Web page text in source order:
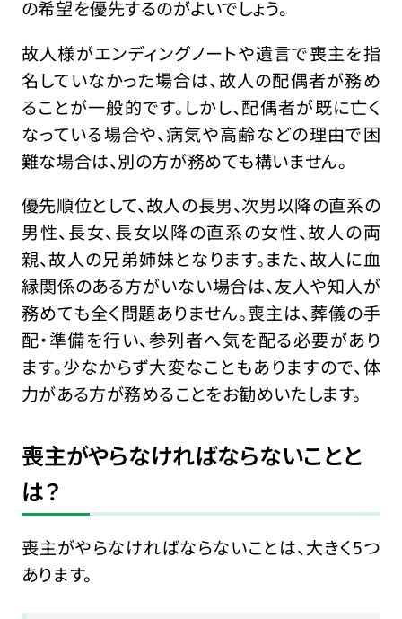
の希望を優先するのがよいでしょう。
故人様がエンディングノートや遺言で喪主を指
名していなかった場合は、故人の配偶者が務め
ることが一般的です。しかし、配偶者が既に亡く
なっている場合や、病気や高齢などの理由で困
難な場合は、別の方が務めても構いません。
優先順位として、故人の長男、次男以降の直系の
男性、長女、長女以降の直系の女性、故人の両
親、故人の兄弟姉妹となります。また、故人に血
縁関係のある方がいない場合は、友人や知人が
務めても全く問題ありません。喪主は、葬儀の手
配・準備を行い、参列者へ気を配る必要があり
ます。少なからず大変なこともありますので、体
力がある方が務めることをお勧めいたします。
喪主がやらなければならないことと
は？
喪主がやらなければならないことは、大きく5つ
あります。